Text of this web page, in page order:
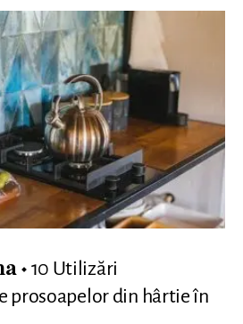
10 Utilizări
prosoapelor din hârtie în